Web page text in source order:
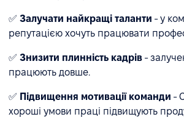
✅ Залучати найкращі таланти - у
репутацією хочуть працювати
✅ Знизити плинність кадрів -
працюють довше.
✅ Підвищення мотивації команди -
хороші умови праці підвищують